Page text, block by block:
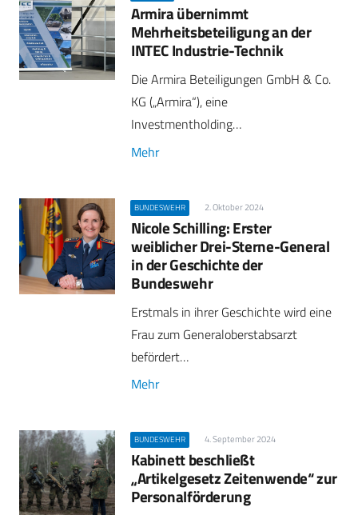
Armira übernimmt
Mehrheitsbeteiligung an der
INTEC Industrie-Technik
Die Armira Beteiligungen GmbH & Co.
KG („Armira“), eine
Investmentholding…
Mehr
BUNDESWEHR 2. Oktober 2024
Nicole Schilling: Erster
weiblicher Drei-Sterne-General
in der Geschichte der
Bundeswehr
Erstmals in ihrer Geschichte wird eine
Frau zum Generaloberstabsarzt
befördert…
Mehr
BUNDESWEHR 4. September 2024
Kabinett beschließt
„Artikelgesetz Zeitenwende“ zur
Personalförderung